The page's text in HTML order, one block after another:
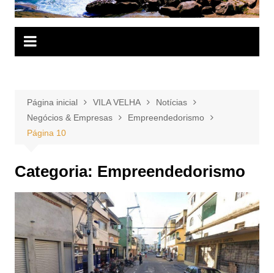
Página inicial VILA VELHA
Notícias
Negócios & Empresas
Empreendedorismo
Página 10
Categoria: Empreendedorismo